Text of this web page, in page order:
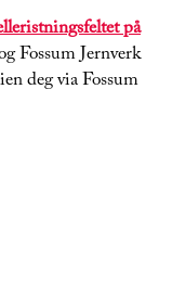
på
Fossum Jernverk
deg via Fossum